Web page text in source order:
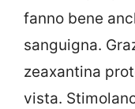
fanno bene
sanguigna.
zeaxantina
vista.